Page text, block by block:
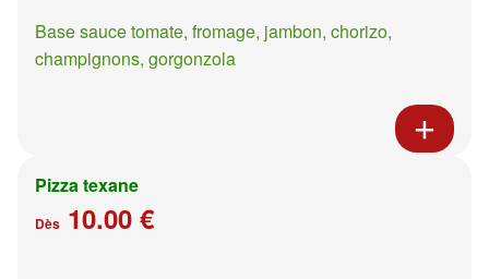
Base sauce tomate, fromage, jambon, chorizo,
champignons, gorgonzola
Pizza texane
Dès 10.00 €